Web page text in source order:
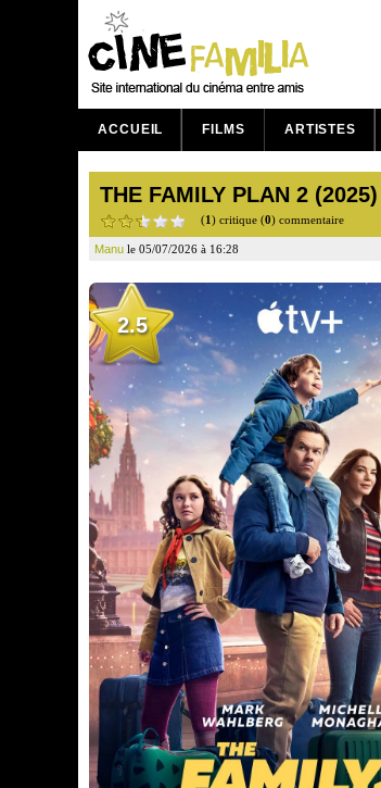
ACCUEIL FILMS ARTISTES
THE FAMILY PLAN 2 (2025)
(1) critique (0) commentaire
Manu le 05/07/2026 à 16:28
2.5